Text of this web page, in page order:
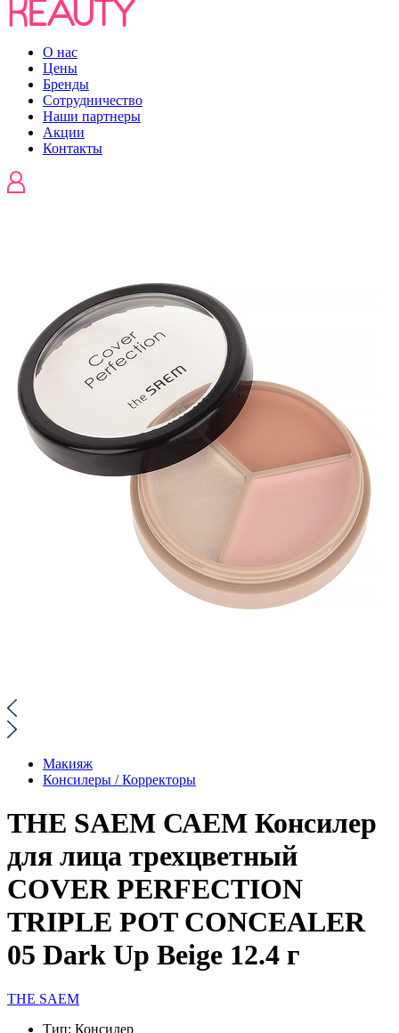
О нас
Цены
Бренды
Сотрудничество
Наши партнеры
Акции
Контакты
Макияж
Консилеры / Корректоры
THE SAEM САЕМ Консилер
для лица трехцветный
COVER PERFECTION
TRIPLE POT CONCEALER
05 Dark Up Beige 12.4 г
THE SAEM
Тип: Консилер